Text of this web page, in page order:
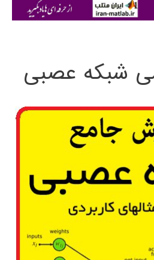
شبکه عصبی